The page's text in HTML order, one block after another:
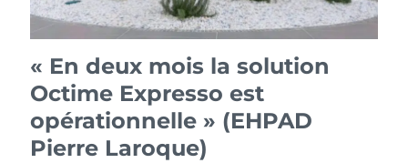
« En deux mois la solution
Octime Expresso est
opérationnelle » (EHPAD
Pierre Laroque)